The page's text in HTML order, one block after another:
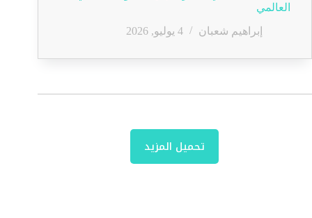
العالمي
إبراهيم شعبان
4 يوليو, 2026
تحميل المزيد